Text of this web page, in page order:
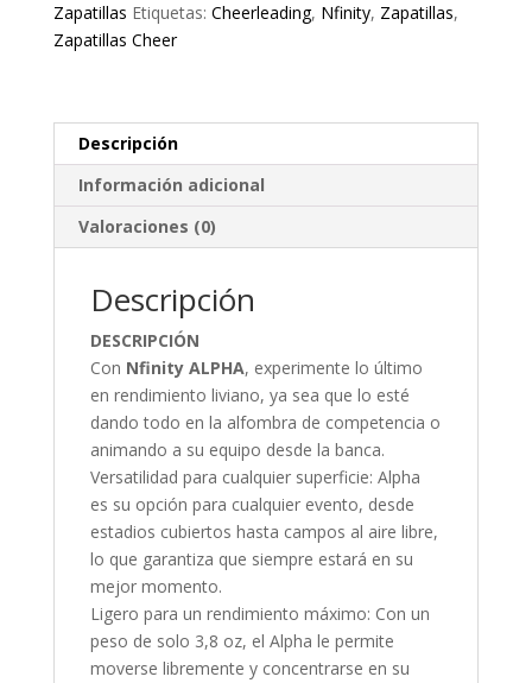
Zapatillas Etiquetas: Cheerleading, Nfinity, Zapatillas,
Zapatillas Cheer
Descripción
Información adicional
Valoraciones (0)
Descripción
DESCRIPCIÓN
Con Nfinity ALPHA, experimente lo último
en rendimiento liviano, ya sea que lo esté
dando todo en la alfombra de competencia o
animando a su equipo desde la banca.
Versatilidad para cualquier superficie: Alpha
es su opción para cualquier evento, desde
estadios cubiertos hasta campos al aire libre,
lo que garantiza que siempre estará en su
mejor momento.
Ligero para un rendimiento máximo: Con un
peso de solo 3,8 oz, el Alpha le permite
moverse libremente y concentrarse en su